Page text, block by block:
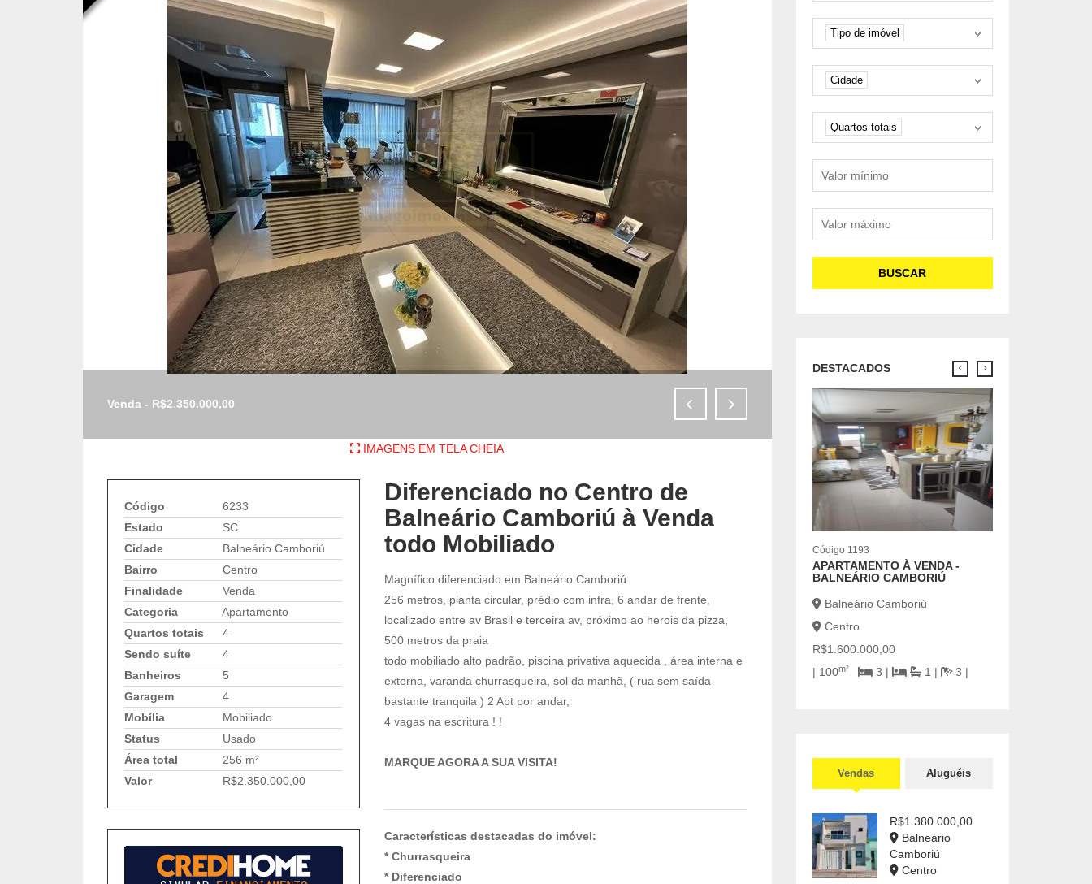
Venda - R$2.350.000,00
Venda - R$2.350.000,00
IMAGENS EM TELA CHEIA
Código
6233
Estado
SC
Cidade
Balneário Camboriú
Bairro
Centro
Finalidade
Venda
Categoria
Apartamento
Quartos totais
4
Sendo suíte
4
Banheiros
5
Garagem
4
Mobília
Mobiliado
Status
Usado
Área total
256 m²
Valor
R$2.350.000,00
Diferenciado no Centro de
Balneário Camboriú à Venda
todo Mobiliado
Magnífico diferenciado em Balneário Camboriú
256 metros, planta circular, prédio com infra, 6 andar de frente,
localizado entre av Brasil e terceira av, próximo ao herois da pizza,
500 metros da praia
todo mobiliado alto padrão, piscina privativa aquecida , área interna e
externa, varanda churrasqueira, sol da manhã, ( rua sem saída
bastante tranquila ) 2 Apt por andar,
4 vagas na escritura ! !
MARQUE AGORA A SUA VISITA!
Características destacadas do imóvel:
* Churrasqueira
* Diferenciado
Tipo de imóvel
Tipo de imóvel
Cidade
Cidade
Quartos
Quartos totais
BUSCAR
DESTACADOS
Código 1193
APARTAMENTO À VENDA -
BALNEÁRIO CAMBORIÚ
Balneário Camboriú
Centro
R$1.600.000,00
| 100m² 3 | 1 | 3 |
Vendas Aluguéis
R$1.380.000,00
Balneário
Camboriú
Centro